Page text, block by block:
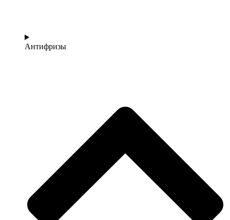
Антифризы